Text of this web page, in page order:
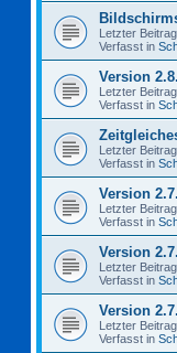
Letzter
Verfasst in
Version
Letzter
Verfasst in
Letzter
Verfasst in
Version
Letzter
Verfasst in
Version
Letzter
Verfasst in
Version
Letzter
Verfasst in